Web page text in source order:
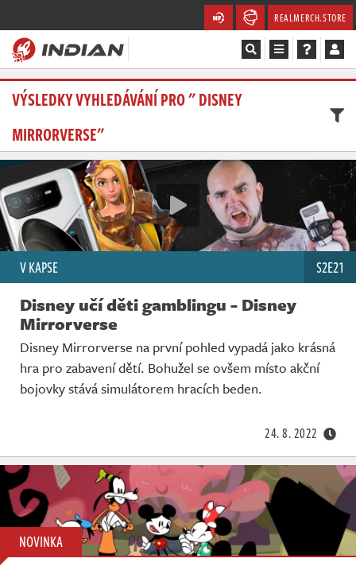
REALMERCH.STORE
Magazín
Recenze
Videa
Soutěže
Databáze
Komunita
Redakce
Živě
VÝSLEDKY VYHLEDÁVÁNÍ PRO " DISNEY
MIRRORVERSE"
V KAPSE S2E21
Disney učí děti gamblingu - Disney
Mirrorverse
Disney Mirrorverse na první pohled vypadá jako krásná
hra pro zabavení dětí. Bohužel se ovšem místo akční
bojovky stává simulátorem hracích beden.
24. 8. 2022
NOVINKA